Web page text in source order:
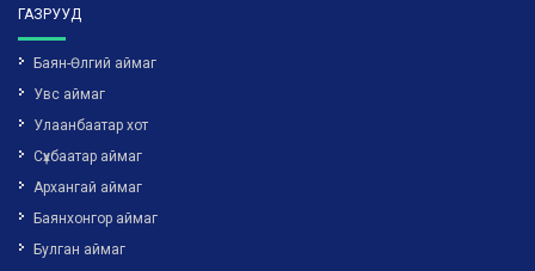
ГАЗРУУД
Баян-Өлгий аймаг
Увс аймаг
Улаанбаатар хот
Сүхбаатар аймаг
Архангай аймаг
Баянхонгор аймаг
Булган аймаг